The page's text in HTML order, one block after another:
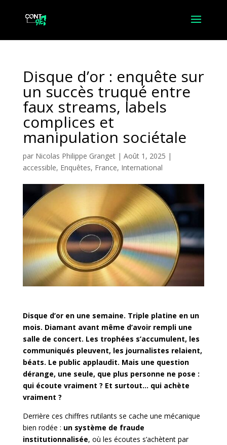
Disque d’or : enquête sur
un succès truqué entre
faux streams, labels
complices et
manipulation sociétale
par Nicolas Philippe Granget| Août 1, 2025 |
accessible, Enquêtes, France, International
Disque d’or en une semaine. Triple platine en un
mois. Diamant avant même d’avoir rempli une
salle de concert. Les trophées s’accumulent, les
communiqués pleuvent, les journalistes relaient,
béats. Le public applaudit. Mais une question
dérange, une seule, que plus personne ne pose :
qui écoute vraiment ? Et surtout… qui achète
vraiment ?
Derrière ces chiffres rutilants se cache une mécanique
bien rodée : un système de fraude
institutionnalisée, où les écoutes s’achètent par